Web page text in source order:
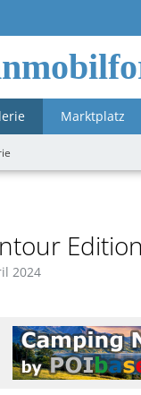
Marktplatz
Edition
2024